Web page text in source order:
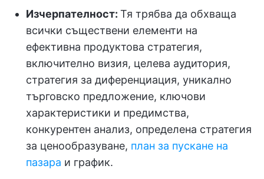
Изчерпателност: Тя трябва да обхваща
всички съществени елементи на
ефективна продуктова стратегия,
включително визия, целева аудитория,
стратегия за диференциация, уникално
търговско предложение, ключови
характеристики и предимства,
конкурентен анализ, определена стратегия
за ценообразуване, план за пускане на
пазара и график.